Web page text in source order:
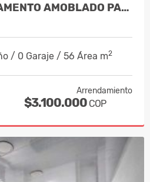
ALQUILER APARTAMENTO AMOBLADO PALER…
/ 0 Garaje / 56 Área m2
Arrendamiento
$3.100.000 COP